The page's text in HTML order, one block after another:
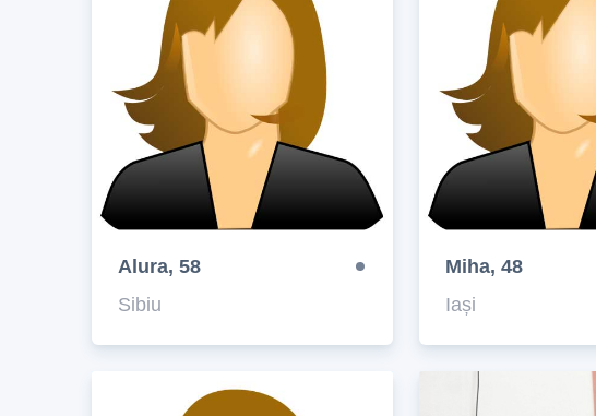
Alura, 58
Sibiu
Miha, 48
Iași